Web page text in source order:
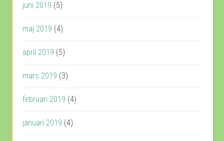
juni 2019 (5)
maj 2019 (4)
april 2019 (5)
mars 2019 (3)
februari 2019 (4)
januari 2019 (4)